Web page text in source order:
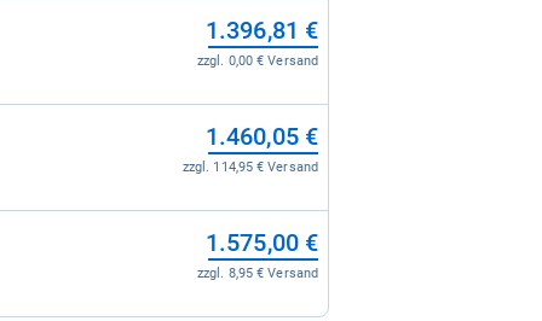
1.396,81 €
zzgl. 0,00 € Versand
1.460,05 €
zzgl. 114,95 € Versand
1.575,00 €
zzgl. 8,95 € Versand